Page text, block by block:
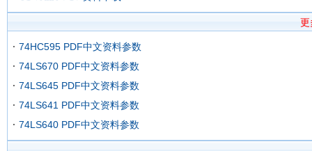
更
74HC595 PDF中文资料参数
74LS670 PDF中文资料参数
74LS645 PDF中文资料参数
74LS641 PDF中文资料参数
74LS640 PDF中文资料参数